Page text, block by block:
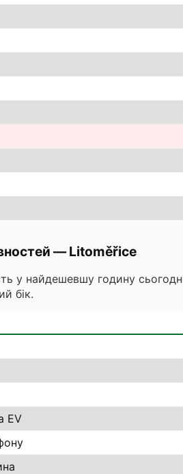
—Litoměřice
у найдешевшу годину
бік.
EV